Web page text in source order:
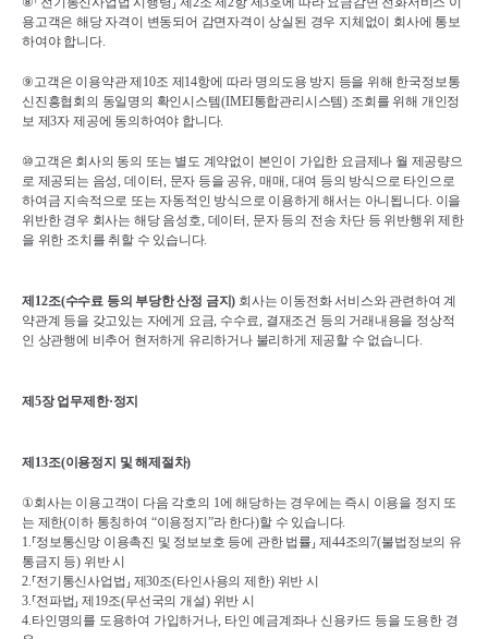
용고객은 해당 자격이 변동되어 감면자격이 상실된 경우 지체없이 회사에 통보
하여야 합니다.
⑨고객은 이용약관 제 10조 제 14항에 따라 명의도용 방지 등을 위해 한국정보통
신진흥협회의 동일명의 확인시스템(IMEI통합관리시스템) 조회를 위해 개인정
보 제3자 제공에 동의하여야 합니다.
⑩고객은 회사의 동의 또는 별도 계약없이 본인이 가입한 요금제나 월 제공량으
로 제공되는 음성, 데이터, 문자 등을 공유, 매매, 대여 등의 방식으로 타인으로
하여금 지속적으로 또는 자동적인 방식으로 이용하게 해서는 아니됩니다. 이을
위반한 경우 회사는 해당 음성호, 데이터, 문자 등의 전송 차단 등 위반행위 제한
을 위한 조치를 취할 수 있습니다.
제 12조(수수료 등의 부당한 산정 금지) 회사는 이동전화 서비스와 관련하여 계
약관계 등을 갖고있는 자에게 요금, 수수료, 결재조건 등의 거래내용을 정상적
인 상관행에 비추어 현저하게 유리하거나 불리하게 제공할 수 없습니다.
제 5장 업무제한·정지
제 13조(이용정지 및 해제절차)
①회사는 이용고객이 다음 각호의 1에 해당하는 경우에는 즉시 이용을 정지 또
는 제한(이하 통칭하여 “이용정지 ”라 한다)할 수 있습니다.
1.⸢정보통신망 이용촉진 및 정보보호 등에 관한 법률 ⸥ 제 44조의7(불법정보의 유
통금지 등) 위반 시
2.⸢전기통신사업법 ⸥ 제30조(타인사용의 제한) 위반 시
3.⸢전파법 ⸥ 제 19조(무선국의 개설) 위반 시
4.타인명의를 도용하여 가입하거나, 타인 예금계좌나 신용카드 등을 도용한 경